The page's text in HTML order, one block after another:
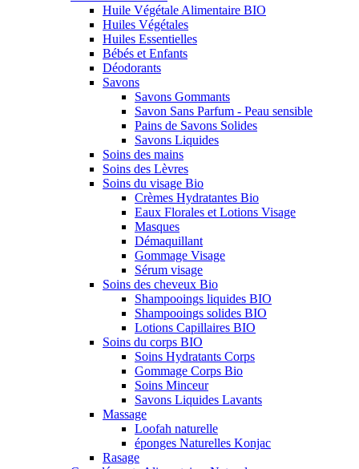
Huile Végétale Alimentaire BIO
Huiles Végétales
Huiles Essentielles
Bébés et Enfants
Déodorants
Savons
Savons Gommants
Savon Sans Parfum - Peau sensible
Pains de Savons Solides
Savons Liquides
Soins des mains
Soins des Lèvres
Soins du visage Bio
Crèmes Hydratantes Bio
Eaux Florales et Lotions Visage
Masques
Démaquillant
Gommage Visage
Sérum visage
Soins des cheveux Bio
Shampooings liquides BIO
Shampooings solides BIO
Lotions Capillaires BIO
Soins du corps BIO
Soins Hydratants Corps
Gommage Corps Bio
Soins Minceur
Savons Liquides Lavants
Massage
Loofah naturelle
éponges Naturelles Konjac
Rasage